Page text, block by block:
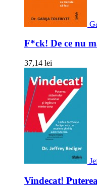
F*ck! De ce nu
37,14 lei
Vindecat!